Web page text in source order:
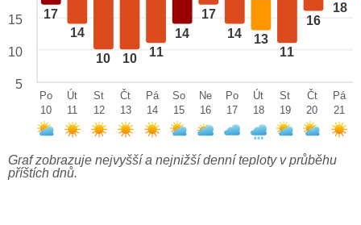
17
14
10 10 11
14
17
14 13
11
16
18
15
10
5
Po
10
Út
11
St
12
Čt
13
Pá
14
So
15
Ne
16
Po
17
Út
18
St
19
Čt
20
Pá
21
Graf zobrazuje nejvyšší a nejnižší denní teploty v průběhu
příštích dnů.